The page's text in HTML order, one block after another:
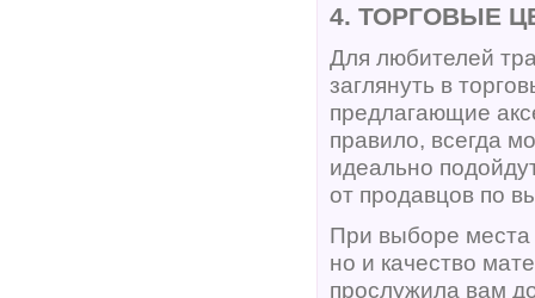
4. ТОРГОВЫЕ
Для любителей
заглянуть в
предлагающие
правило, всегда
идеально
от продавцов по
При выборе места
но и качество
прослужила вам